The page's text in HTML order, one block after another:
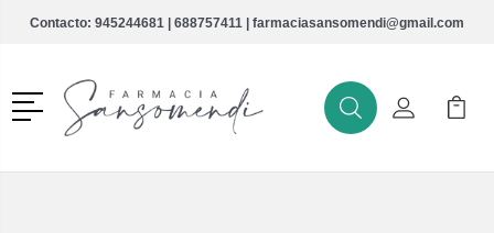
Contacto: 945244681 | 688757411 | farmaciasansomendi@gmail.com
Menú
BuscarMi Cuenta
Mi